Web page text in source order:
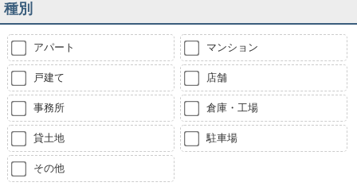
種別
アパート マンション
戸建て 店舗
事務所 倉庫・工場
貸土地 駐車場
その他